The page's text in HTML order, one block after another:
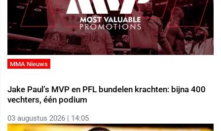
MMA Nieuws
Jake Paul’s MVP en PFL bundelen krachten: bijna 400
vechters, één podium
03 augustus 2026 | 14:05